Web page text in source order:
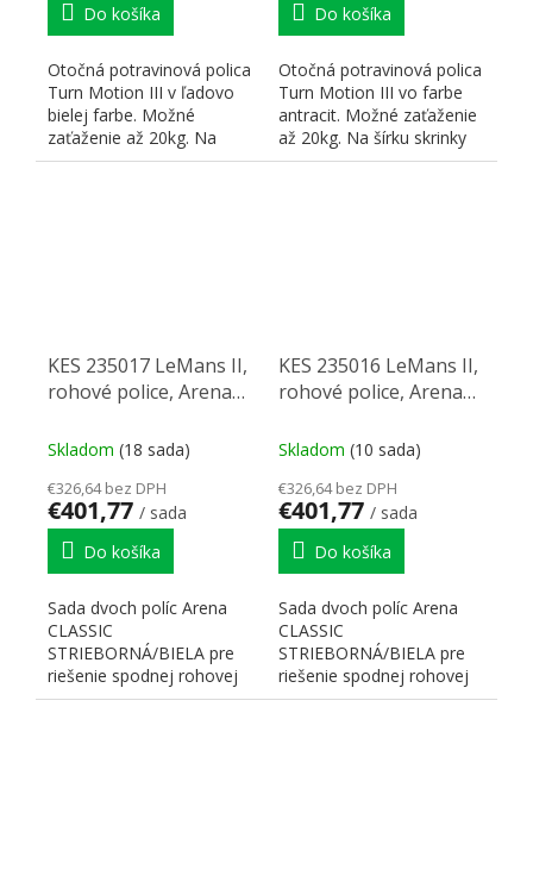
Do košíka
Otočná potravinová polica
Turn Motion III v ľadovo
bielej farbe. Možné
zaťaženie až 20kg. Na
šírku skrinky 600 mm....
Do košíka
Otočná potravinová polica
Turn Motion III vo farbe
antracit. Možné zaťaženie
až 20kg. Na šírku skrinky
600 mm. Montáž...
KES 235017 LeMans II,
rohové police, Arena
biela/strieborná
Skladom (18 sada)
€326,64 bez DPH
€401,77 / sada
Do košíka
Sada dvoch políc Arena
CLASSIC
STRIEBORNÁ/BIELA ​​pre
riešenie spodnej rohovej
skrinky (tzv. slepého rohu)
KES 235016 LeMans II,
rohové police, Arena
biela/strieborná
Skladom (10 sada)
€326,64 bez DPH
€401,77 / sada
Do košíka
Sada dvoch políc Arena
CLASSIC
STRIEBORNÁ/BIELA ​​pre
riešenie spodnej rohovej
skrinky (tzv. slepého rohu)